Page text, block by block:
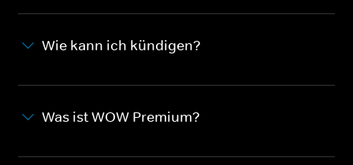
Wie kann ich kündigen?
Was ist WOW Premium?